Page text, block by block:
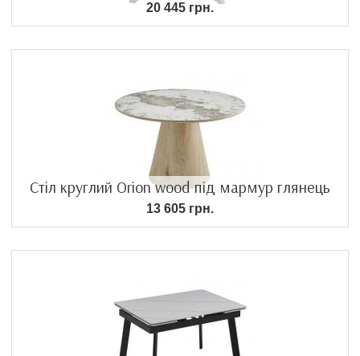
20 445 грн.
Стіл круглий Orion wood під мармур глянець
13 605 грн.